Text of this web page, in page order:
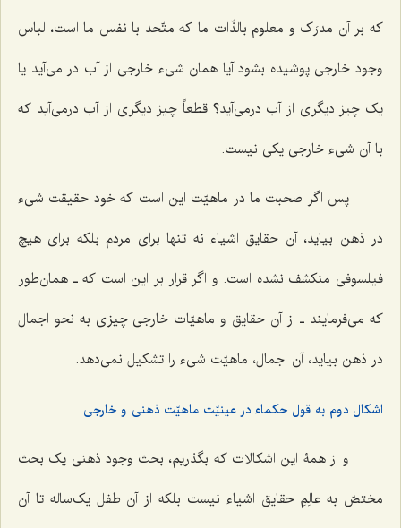
که بر آن مدرَک و معلوم بالذّات ما که متّحد با نفس ما است، لباس
وجود خارجی پوشیده بشود آیا همان شیء خارجی از آب در می‌آید یا
یک چیز دیگری از آب درمی‌آید؟ قطعاً چیز دیگری از آب درمی‌آید که
با آن شیء خارجی یکی نیست.
پس اگر صحبت ما در ماهیّت این است که خود حقیقت شیء
در ذهن بیاید، آن حقایق اشیاء نه تنها برای مردم بلکه برای هیچ
فیلسوفی منکشف نشده است. و اگر قرار بر این است که ـ همان‌طور
که می‌فرمایند ـ از آن حقایق و ماهیّات خارجی چیزی به نحو اجمال
در ذهن بیاید، آن اجمال، ماهیّت شیء را تشکیل نمی‌دهد.
اشکال دوم به قول حکماء در عینیّت ماهیّت ذهنی و خارجی
و از همۀ این اشکالات که بگذریم، بحث وجود ذهنی یک بحث
مختصّ به عالِمِ حقایق اشیاء نیست بلکه از آن طفل یک‌ساله تا آن